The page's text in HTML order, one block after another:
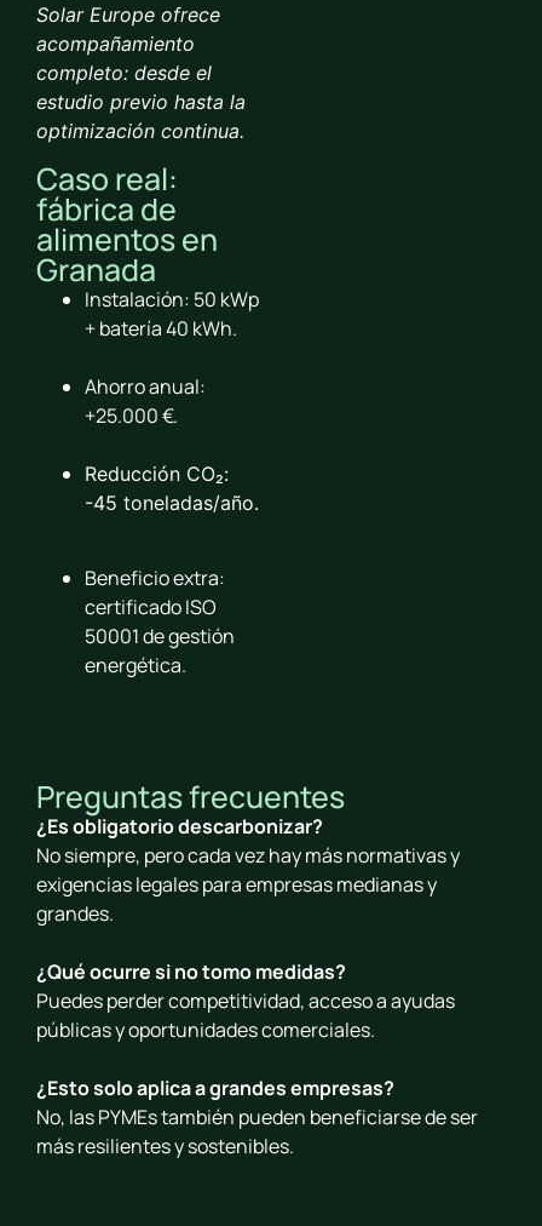
Solar Europe ofrece
acompañamiento
completo: desde el
estudio previo hasta la
optimización continua.
Caso real:
fábrica de
alimentos en
Granada
Instalación: 50 kWp
+ batería 40 kWh.
Ahorro anual:
+25.000 €.
Reducción CO₂:
-45 toneladas/año.
Beneficio extra:
certificado ISO
50001 de gestión
energética.
Preguntas frecuentes
¿Es obligatorio descarbonizar?
No siempre, pero cada vez hay más normativas y
exigencias legales para empresas medianas y
grandes.
¿Qué ocurre si no tomo medidas?
Puedes perder competitividad, acceso a ayudas
públicas y oportunidades comerciales.
¿Esto solo aplica a grandes empresas?
No, las PYMEs también pueden beneficiarse de ser
más resilientes y sostenibles.